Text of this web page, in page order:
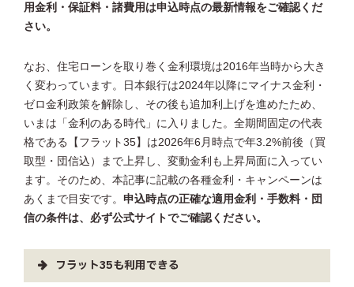
用金利・保証料・諸費用は申込時点の最新情報をご確認くだ
さい。
なお、住宅ローンを取り巻く金利環境は2016年当時から大き
く変わっています。日本銀行は2024年以降にマイナス金利・
ゼロ金利政策を解除し、その後も追加利上げを進めたため、
いまは「金利のある時代」に入りました。全期間固定の代表
格である【フラット35】は2026年6月時点で年3.2%前後（買
取型・団信込）まで上昇し、変動金利も上昇局面に入ってい
ます。そのため、本記事に記載の各種金利・キャンペーンは
あくまで目安です。 申込時点の正確な適用金利・手数料・団
信の条件は、必ず公式サイトでご確認ください。
フラット35も利用できる